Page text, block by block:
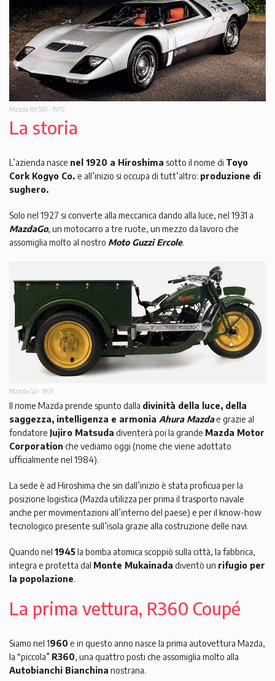
Mazda RX 500 - 1970
La storia
L’azienda nasce nel 1920 a Hiroshima sotto il nome di Toyo
Cork Kogyo Co. e all’inizio si occupa di tutt’altro: produzione di
sughero.
Solo nel 1927 si converte alla meccanica dando alla luce, nel 1931 a
MazdaGo, un motocarro a tre ruote, un mezzo da lavoro che
assomiglia molto al nostro Moto Guzzi Ercole.
Mazda Go - 1931
Il nome Mazda prende spunto dalla divinità della luce, della
saggezza, intelligenza e armonia Ahura Mazdae grazie al
fondatore Jujiro Matsuda diventerà poi la grande Mazda Motor
Corporation che vediamo oggi (nome che viene adottato
ufficialmente nel 1984).
La sede è ad Hiroshima che sin dall’inizio è stata proficua per la
posizione logistica (Mazda utilizza per prima il trasporto navale
anche per movimentazioni all’interno del paese) e per il know-how
tecnologico presente sull’isola grazie alla costruzione delle navi.
Quando nel 1945la bomba atomica scoppiò sulla città, la fabbrica,
integra e protetta dal Monte Mukainada diventò un rifugio per
la popolazione.
La prima vettura, R360 Coupé
Siamo nel 1960 e in questo anno nasce la prima autovettura Mazda,
la “piccola” R360, una quattro posti che assomiglia molto alla
Autobianchi Bianchina nostrana.